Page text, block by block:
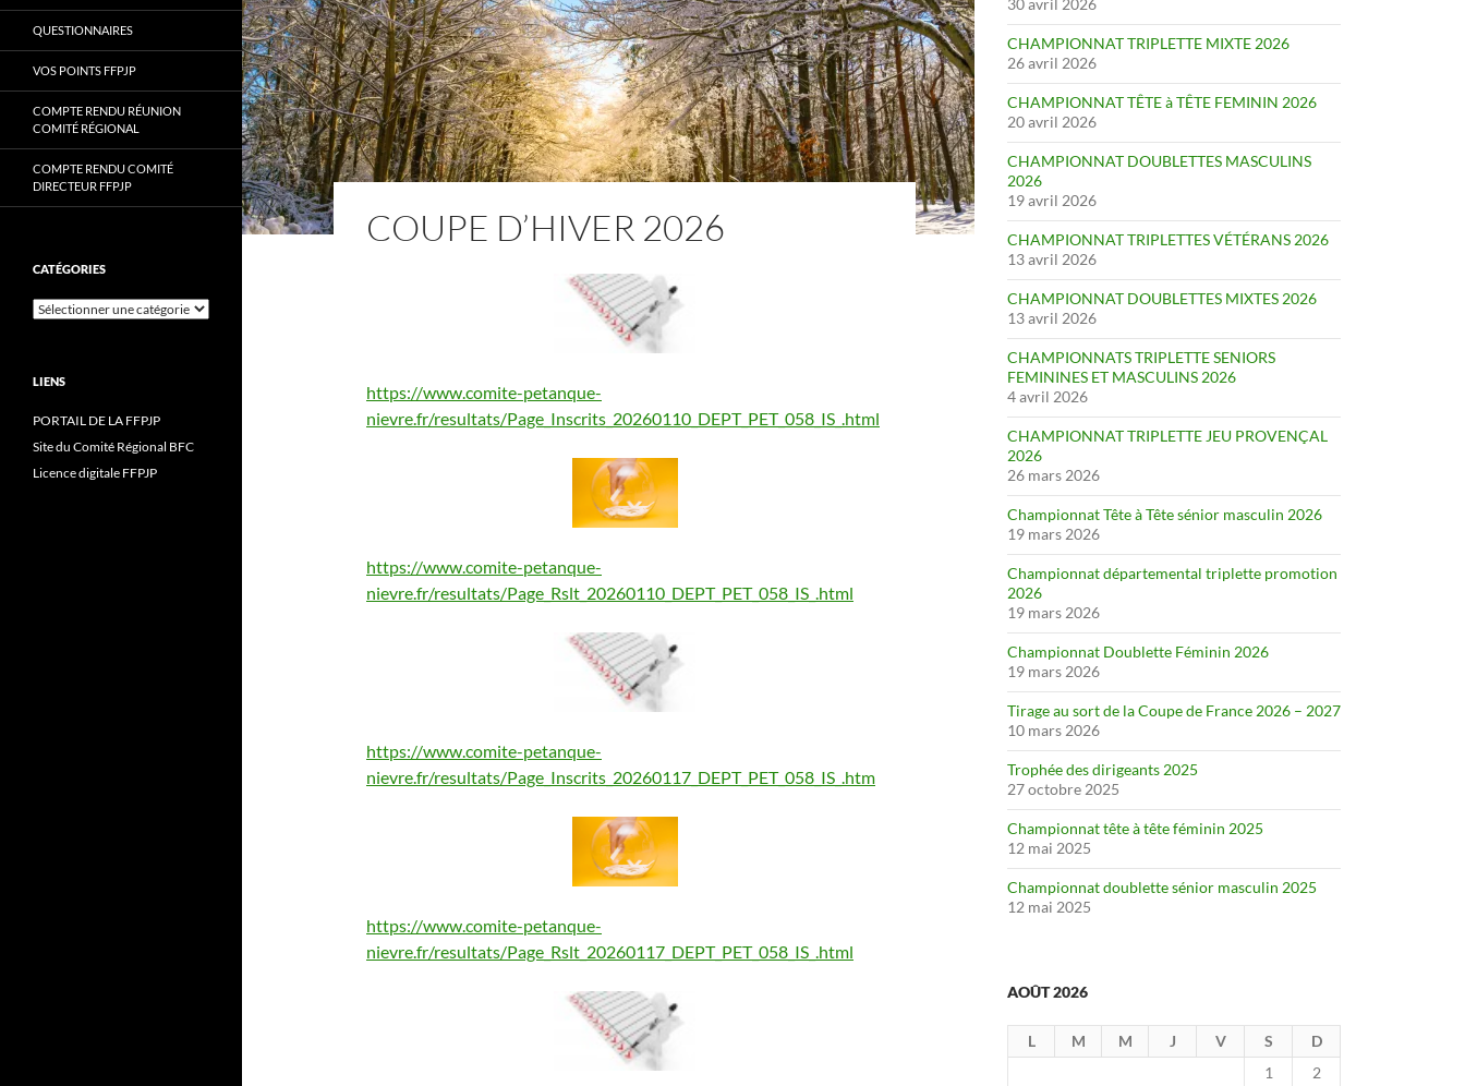
COUPE D’HIVER 2026
https://www.comite-petanque-
nievre.fr/resultats/Page_Inscrits_20260110_DEPT_PET_058_IS_.html
https://www.comite-petanque-
nievre.fr/resultats/Page_Rslt_20260110_DEPT_PET_058_IS_.html
https://www.comite-petanque-
nievre.fr/resultats/Page_Inscrits_20260117_DEPT_PET_058_IS_.htm
https://www.comite-petanque-
nievre.fr/resultats/Page_Rslt_20260117_DEPT_PET_058_IS_.html
30 avril 2026
CHAMPIONNAT TRIPLETTE MIXTE 2026
26 avril 2026
CHAMPIONNAT TÊTE à TÊTE FEMININ 2026
20 avril 2026
CHAMPIONNAT DOUBLETTES MASCULINS
2026
19 avril 2026
CHAMPIONNAT TRIPLETTES VÉTÉRANS 2026
13 avril 2026
CHAMPIONNAT DOUBLETTES MIXTES 2026
13 avril 2026
CHAMPIONNATS TRIPLETTE SENIORS
FEMININES ET MASCULINS 2026
4 avril 2026
CHAMPIONNAT TRIPLETTE JEU PROVENÇAL
2026
26 mars 2026
Championnat Tête à Tête sénior masculin 2026
19 mars 2026
Championnat départemental triplette promotion
2026
19 mars 2026
Championnat Doublette Féminin 2026
19 mars 2026
Tirage au sort de la Coupe de France 2026 – 2027
10 mars 2026
Trophée des dirigeants 2025
27 octobre 2025
Championnat tête à tête féminin 2025
12 mai 2025
Championnat doublette sénior masculin 2025
12 mai 2025
AOÛT 2026
L M M J V S
D
1
2
QUESTIONNAIRES
VOS POINTS FFPJP
COMPTE RENDU RÉUNION
COMITÉ RÉGIONAL
COMPTE RENDU COMITÉ
DIRECTEUR FFPJP
CATÉGORIES
Catégories
LIENS
PORTAIL DE LA FFPJP
Site du Comité Régional BFC
Licence digitale FFPJP